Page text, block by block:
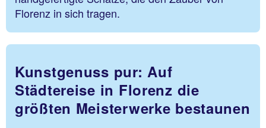
Florenz in sich tragen.
Kunstgenuss pur: Auf
Städtereise in Florenz die
größten Meisterwerke bestaunen